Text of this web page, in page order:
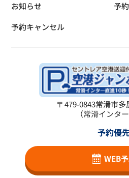
お知らせ
予
予約キャンセル
〒479-0843常滑市多
（常滑インタ
予約優
WEB